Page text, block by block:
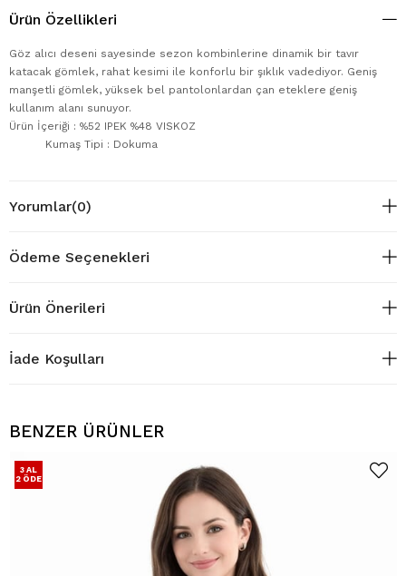
Ürün Özellikleri
Göz alıcı deseni sayesinde sezon kombinlerine dinamik bir tavır
katacak gömlek, rahat kesimi ile konforlu bir şıklık vadediyor. Geniş
manşetli gömlek, yüksek bel pantolonlardan çan eteklere geniş
kullanım alanı sunuyor.
Ürün İçeriği : %52 IPEK %48 VISKOZ
Kumaş Tipi : Dokuma
Yorumlar(0)
Ödeme Seçenekleri
Ürün Önerileri
İade Koşulları
BENZER ÜRÜNLER
3 AL
2 ÖDE